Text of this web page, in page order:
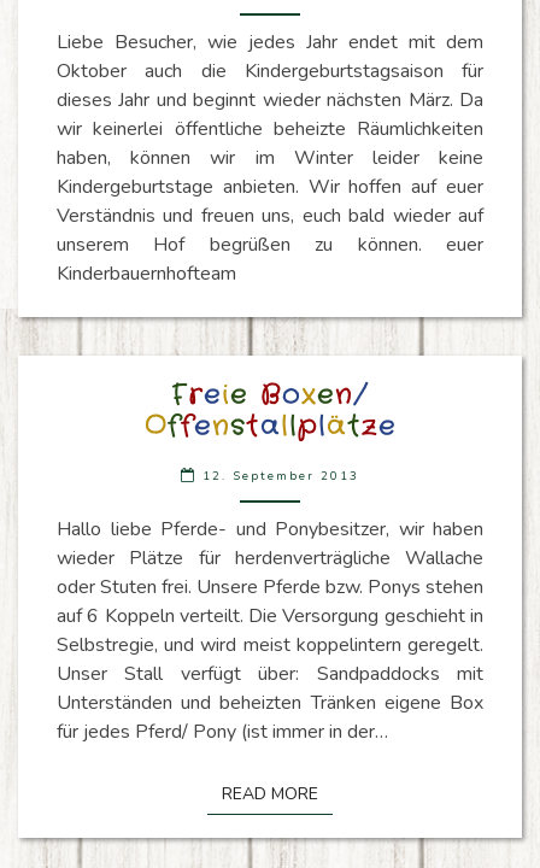
Liebe Besucher, wie jedes Jahr endet mit dem
Oktober auch die Kindergeburtstagsaison für
dieses Jahr und beginnt wieder nächsten März. Da
wir keinerlei öffentliche beheizte Räumlichkeiten
haben, können wir im Winter leider keine
Kindergeburtstage anbieten. Wir hoffen auf euer
Verständnis und freuen uns, euch bald wieder auf
unserem Hof begrüßen zu können. euer
Kinderbauernhofteam
BOXEN/
OFFENSTALLPLÄTZE
Freie Boxen/
Offenstallplätze
12. September 2013
Hallo liebe Pferde- und Ponybesitzer, wir haben
wieder Plätze für herdenverträgliche Wallache
oder Stuten frei. Unsere Pferde bzw. Ponys stehen
auf 6 Koppeln verteilt. Die Versorgung geschieht in
Selbstregie, und wird meist koppelintern geregelt.
Unser Stall verfügt über: Sandpaddocks mit
Unterständen und beheizten Tränken eigene Box
für jedes Pferd/ Pony (ist immer in der…
READ MORE